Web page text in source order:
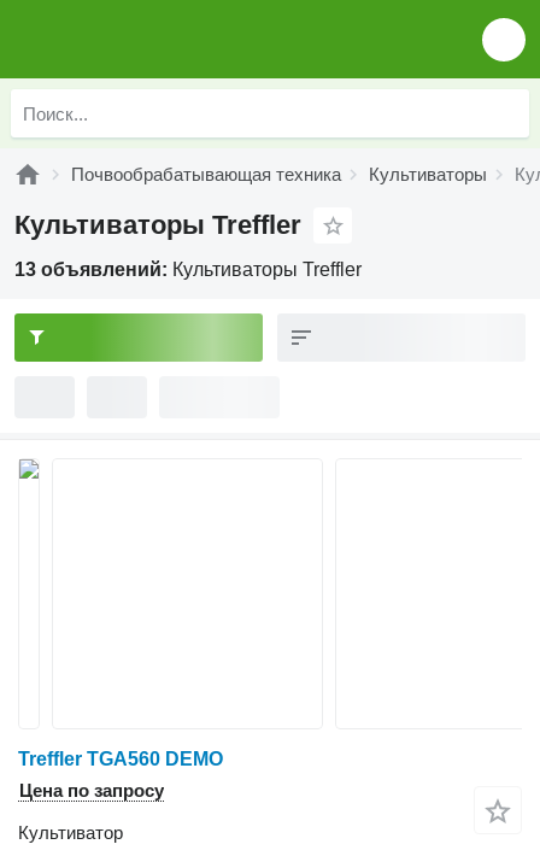
Почвообрабатывающая техника Культиваторы
Культиваторы Treffler
13 объявлений: Культиваторы Treffler
Treffler TGA560 DEMO
Цена по запросу
Культиватор